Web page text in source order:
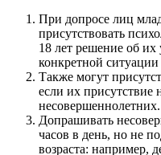
При допросе лиц
присутствовать
18 лет решение об
конкретной
Также могут
если их присутствие
несовершеннолетних.
Допрашивать
часов в день, но не
возраста: например,